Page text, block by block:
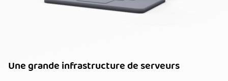
Une grande infrastructure de serveurs